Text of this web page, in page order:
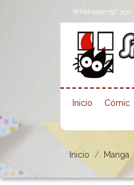
Whatsapp +57 350
Inicio Cómic
Inicio Manga